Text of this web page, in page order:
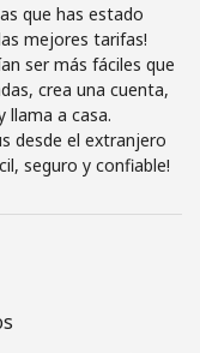
que has estado
mejores tarifas!
ser más fáciles que
crea una cuenta,
llama a casa.
desde el extranjero
seguro y confiable!